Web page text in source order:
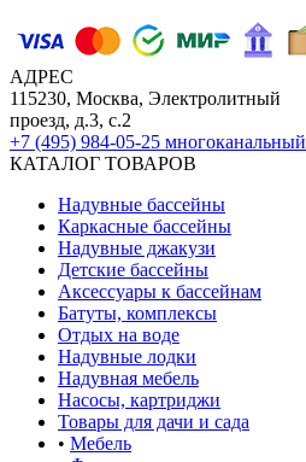
АДРЕС
115230, Москва, Электролитный
проезд, д.3, с.2
+7 (495) 984-05-25 многоканальный
КАТАЛОГ ТОВАРОВ
Надувные бассейны
Каркасные бассейны
Надувные джакузи
Детские бассейны
Аксессуары к бассейнам
Батуты, комплексы
Отдых на воде
Надувные лодки
Надувная мебель
Насосы, картриджи
Товары для дачи и сада
• Мебель